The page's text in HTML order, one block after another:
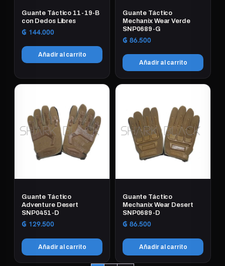
Guante Táctico 11-19-B
con Dedos Libres
₲ 144.000
Añadir al carrito
Guante Táctico
Mechanix Wear Verde
SNP0689-G
₲ 86.500
Añadir al carrito
Guante Táctico
Adventure Desert
SNP0451-D
₲ 129.500
Añadir al carrito
Guante Táctico
Mechanix Wear Desert
SNP0689-D
₲ 86.500
Añadir al carrito